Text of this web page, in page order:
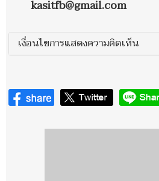
kasitfb@gmail.com
เงื่อนไขการแสดงความคิดเห็น